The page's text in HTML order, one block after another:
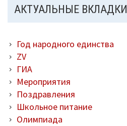
АКТУАЛЬНЫЕ ВКЛАДКИ
Год народного единства
ZV
ГИА
Мероприятия
Поздравления
Школьное питание
Олимпиада